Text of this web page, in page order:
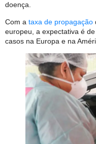
doença.
Com a taxa de propagação
europeu, a expectativa é
casos na Europa e na